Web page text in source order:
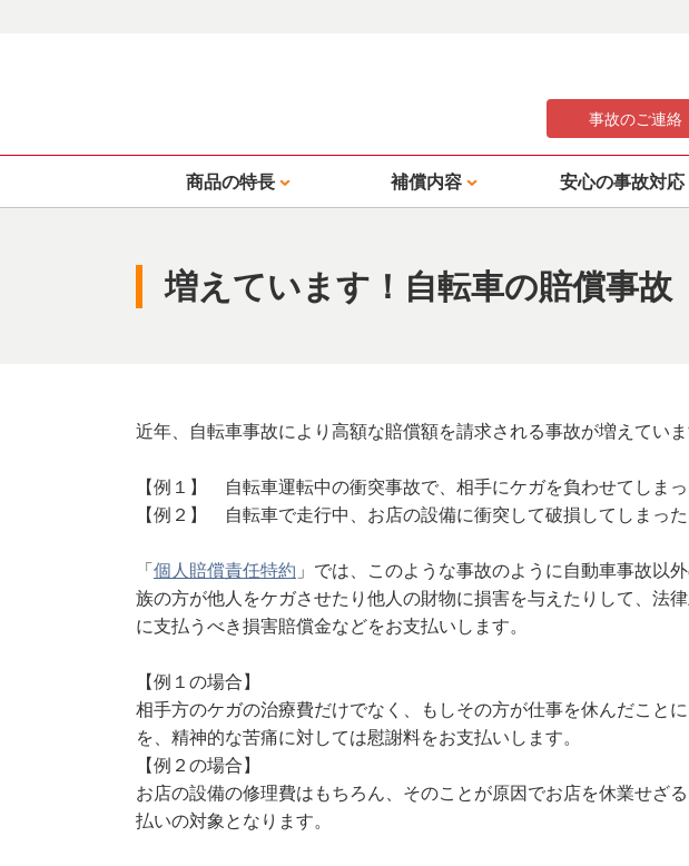
事故のご連絡
商品の特長 補償内容 安心の事故対応
増えています！自転車の賠償事故
近年、自転車事故により高額な賠償額を請求される事故が増えていま
【例１】 自転車運転中の衝突事故で、相手にケガを負わせてしまっ
【例２】 自転車で走行中、お店の設備に衝突して破損してしまった
「 個人賠償責任特約 」では、このような事故のように自動車事故以
族の方が他人をケガさせたり他人の財物に損害を与えたりして、法
に支払うべき損害賠償金などをお支払いします。
【例１の場合】
相手方のケガの治療費だけでなく、もしその方が仕事を休んだこと
を、精神的な苦痛に対しては慰謝料をお支払いします。
【例２の場合】
お店の設備の修理費はもちろん、そのことが原因でお店を休業せざ
払いの対象となります。